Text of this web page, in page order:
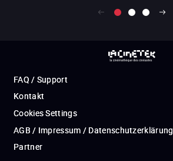
FAQ / Support
Kontakt
Cookies Settings
AGB / Impressum / Datenschutzerklärung
Partner